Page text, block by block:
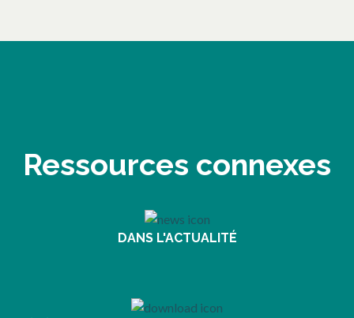
Ressources connexes
DANS L'ACTUALITÉ